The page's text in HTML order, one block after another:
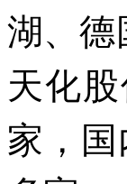
湖、德
天化
家，